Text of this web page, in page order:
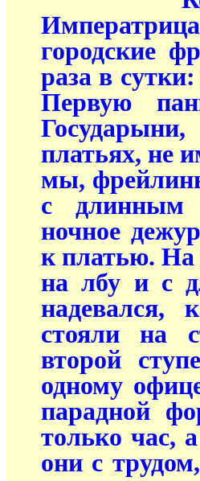
городские
раза в
Первую
платьях, не
мы,
с длинным
ночное
к платью. На
на лбу и с
надевался,
стояли на
второй
одному
парадной
только час,
они с